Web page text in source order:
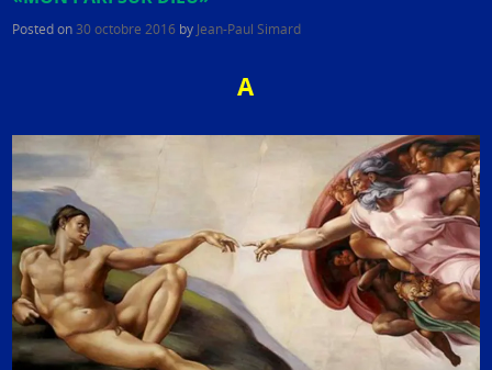
Posted on 30 octobre 2016 by Jean-Paul Simard
A